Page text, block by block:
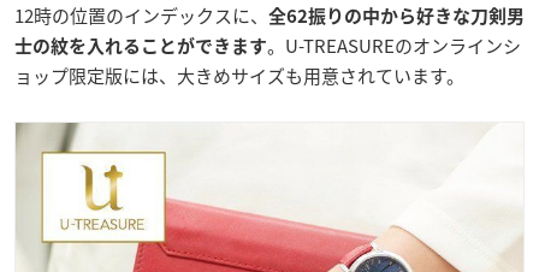
12時の位置のインデックスに、
全62振りの中から好きな刀剣男
士の紋を入れることができます。U-TREASUREのオンラインシ
ョップ限定版には、大きめサイズも用意されています。